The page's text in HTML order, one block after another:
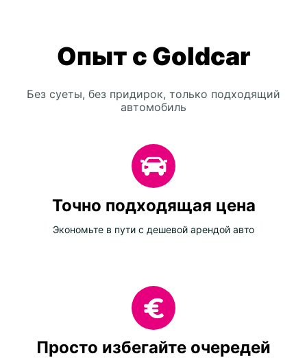
Опыт с Goldcar
Без суеты, без придирок, только подходящий
автомобиль
Точно подходящая цена
Экономьте в пути с дешевой арендой авто
Просто избегайте очередей